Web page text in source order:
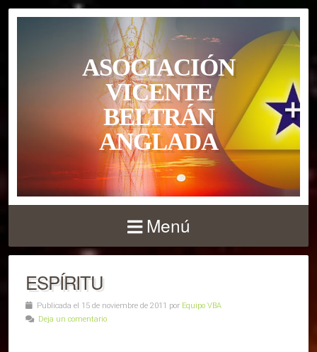
ASOCIACIÓN
VICENTE
BELTRÁN
ANGLADA
Menú
ESPÍRITU
Publicada el 15 de noviembre de 2011 por Equipo VBA
Deja un comentario